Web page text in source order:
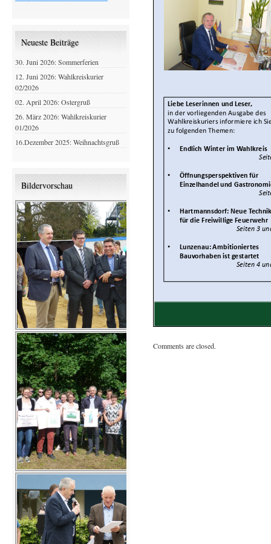
Comments are closed.
Neueste Beiträge
30. Juni 2026: Sommerferien
12. Juni 2026: Wahlkreiskurier
02/2026
02. April 2026: Ostergruß
26. März 2026: Wahlkreiskurier
01/2026
16.Dezember 2025: Weihnachtsgruß
Bildervorschau